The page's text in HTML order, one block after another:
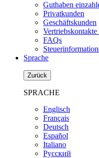
Guthaben
Privatkunden
Geschäftskunden
FAQs
Sprache
Zurück
SPRACHE
Englisch
Français
Deutsch
Español
Italiano
Pусский